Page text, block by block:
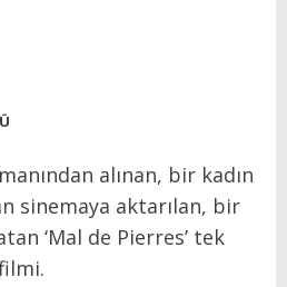
alınan, bir kadın
sinemaya aktarılan, bir
‘Mal de Pierres’ tek